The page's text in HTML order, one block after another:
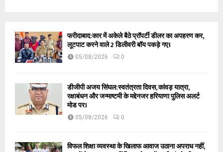
फरीदाबाद:कार में अकेले बैठे प्रॉपर्टी डीलर का अपहरण कर,
लूटपाट करने वाले 2 डिलीवरी बॉय पकड़े गए।
05/08/2026 0
डीजीपी अजय सिंघल:स्वतंत्रता दिवस, कांवड़ यात्रा,
रक्षाबंधन और जन्माष्टमी के मद्देनजर हरियाणा पुलिस अलर्ट
मोड पर।
05/08/2026 0
विफल शिक्षा व्यवस्था के खिलाफ आवाज उठाना अपराध नहीं,